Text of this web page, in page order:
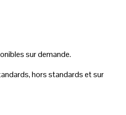
sur demande.
hors standards et sur